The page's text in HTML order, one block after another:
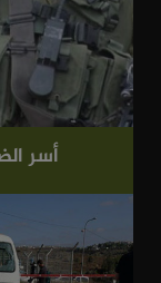
أسر